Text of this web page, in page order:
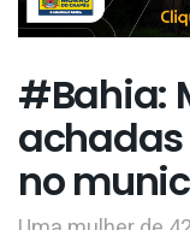
#Bahia:
no